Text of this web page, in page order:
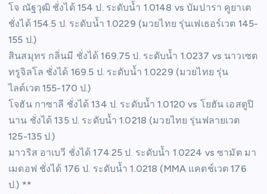
โจ ณัฐวุฒิ ชั่งได้ 154 ป. ระดับน้ำ 1.0148 vs บัมปารา คูยาเต
ชั่งได้ 154.5 ป. ระดับน้ำ 1.0229 (มวยไทย รุ่นเฟเธอร์เวต 145-
155 ป.)
สินสมุทร กลิ่นมี ชั่งได้ 169.75 ป. ระดับน้ำ 1.0237 vs นาวเซต
ทรูจิลโล ชั่งได้ 169.5 ป. ระดับน้ำ 1.0229 (มวยไทย รุ่น
ไลต์เวต 155-170 ป.)
โจฮัน กาซาลี ชั่งได้ 134 ป. ระดับน้ำ 1.0120 vs โยฮัน เอสตูปิ
นาน ชั่งได้ 135 ป. ระดับน้ำ 1.0218 (มวยไทย รุ่นฟลายเวต
125-135 ป.)
มาวริส อาเบวี ชั่งได้ 174.25 ป. ระดับน้ำ 1.0224 vs ซามัต มา
เมดอฟ ชั่งได้ 176 ป. ระดับน้ำ 1.0218 (MMA แคตช์เวต 176
ป.) **